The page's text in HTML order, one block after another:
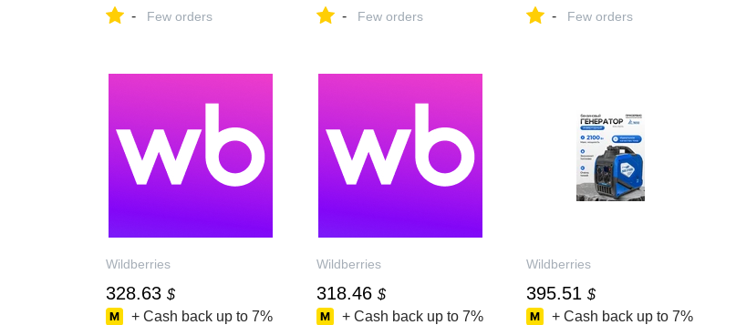
интернет‑магазине
- Few orders
интернет‑магазине
- Few orders
Wildberries
- Few orders
Wildberries
328.63 $
+ Cash back up to 7%
Wildberries
318.46 $
+ Cash back up to 7%
Wildberries
395.51 $
+ Cash back up to 7%